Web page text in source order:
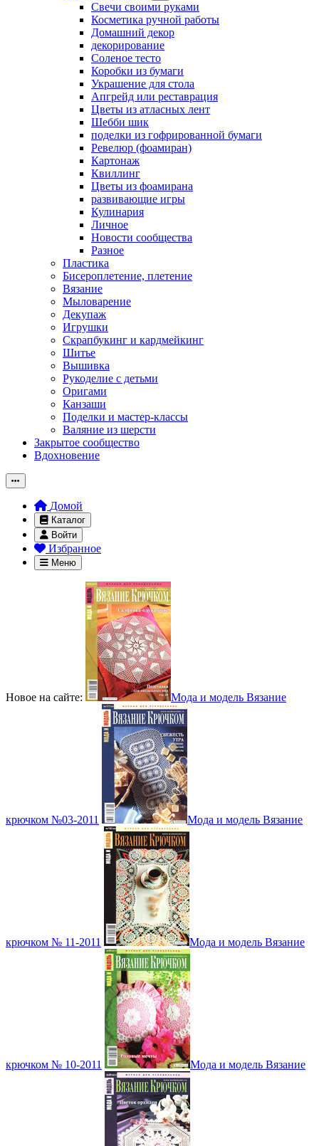
Свечи своими руками
Косметика ручной работы
Домашний декор
декорирование
Соленое тесто
Коробки из бумаги
Украшение для стола
Апгрейд или реставрация
Цветы из атласных лент
Шебби шик
поделки из гофрированной бумаги
Ревелюр (фоамиран)
Картонаж
Квиллинг
Цветы из фоамирана
развивающие игры
Кулинария
Личное
Новости сообщества
Разное
Пластика
Бисероплетение, плетение
Вязание
Мыловарение
Декупаж
Игрушки
Скрапбукинг и кардмейкинг
Шитье
Вышивка
Рукоделие с детьми
Оригами
Канзаши
Поделки и мастер-классы
Валяние из шерсти
Закрытое сообщество
Вдохновение
Домой
Каталог
Войти
Избранное
Меню
Новое на сайте: Мода и модель Вязание
крючком №03-2011 Мода и модель Вязание
крючком № 11-2011 Мода и модель Вязание
крючком № 10-2011 Мода и модель Вязание